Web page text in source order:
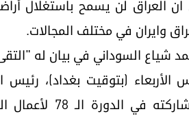
العراقي ان العراق لن يسمح
وايران في مختلف المجالات.
شياع السوداني في بيان له
(بتوقيت بغداد)، رئيس
الإيرانية إبراهيم